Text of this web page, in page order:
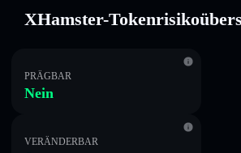
XHamster-
PRÄGBAR
Nein
VERÄNDERBAR